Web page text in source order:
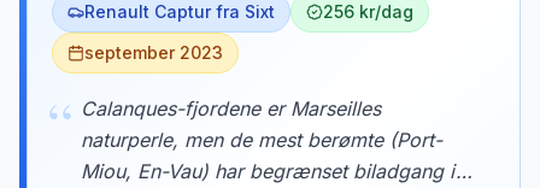
Renault Captur fra Sixt
256 kr/dag
september 2023
“ Calanques-fjordene er Marseilles
naturperle, men de mest berømte (Port-
Miou, En-Vau) har begrænset biladgang i